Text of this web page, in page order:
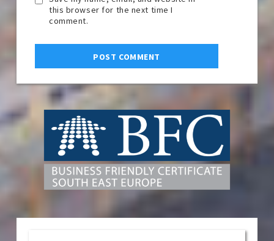
this browser for the next time I
comment.